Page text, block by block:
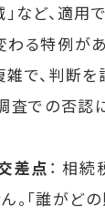
など、適用
る特例が
で、判断を
査での否認
差点： 相
。「誰がど